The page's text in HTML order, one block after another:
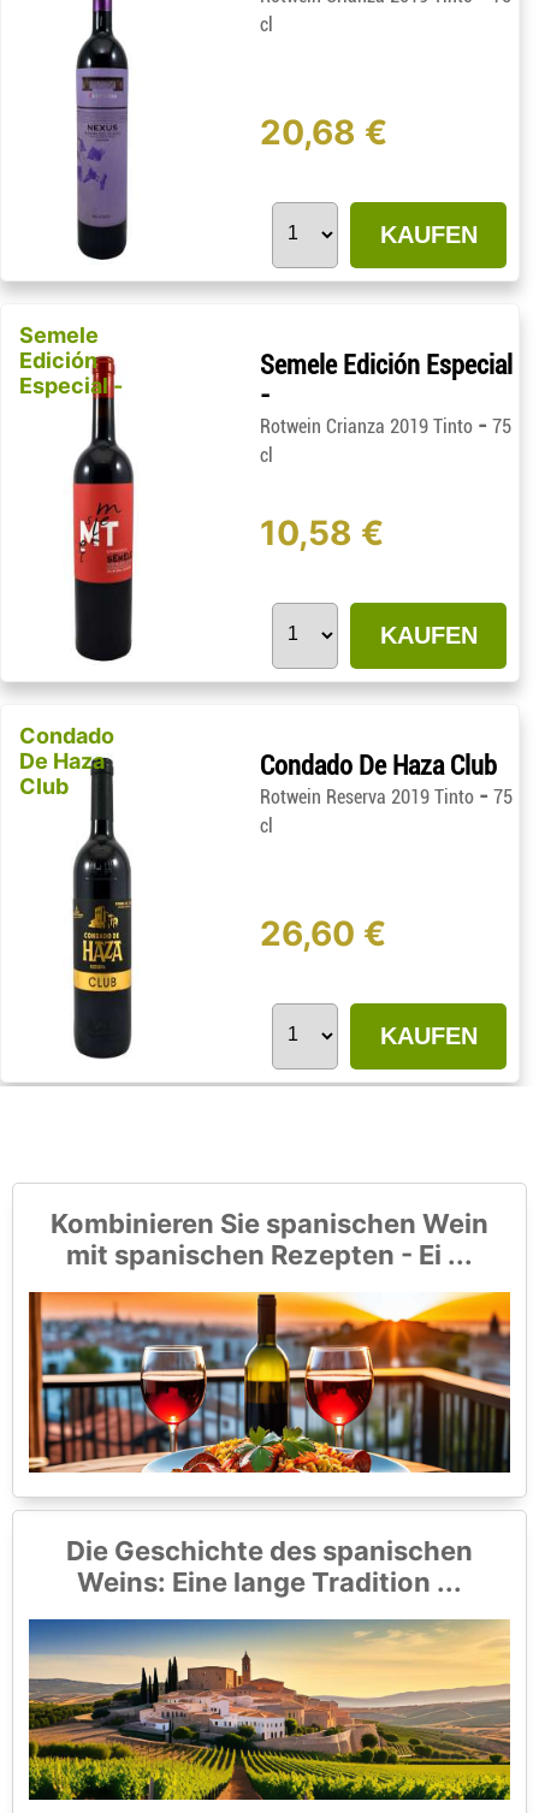
cl
20,68 €
KAUFEN
Semele
Edición
Especial -
Semele Edición Especial
-
Rotwein Crianza 2019 Tinto -75
cl
10,58 €
KAUFEN
Condado
De Haza
Club
Condado De Haza Club
Rotwein Reserva 2019 Tinto -75
cl
26,60 €
KAUFEN
Kombinieren Sie spanischen Wein
mit spanischen Rezepten - Ei ...
Die Geschichte des spanischen
Weins: Eine lange Tradition ...